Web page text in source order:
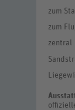
zum
zum
zentral